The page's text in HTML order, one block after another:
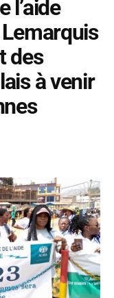
l’aide
des
à venir